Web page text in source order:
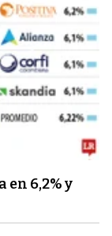
6,2% y